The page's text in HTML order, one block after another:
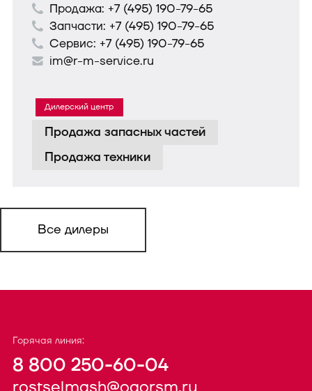
Продажа: +7 (495) 190-79-65
Запчасти: +7 (495) 190-79-65
Сервис: +7 (495) 190-79-65
im@r-m-service.ru
Дилерский центр
Продажа запасных частей
Продажа техники
Все дилеры
Горячая линия:
8 800 250-60-04